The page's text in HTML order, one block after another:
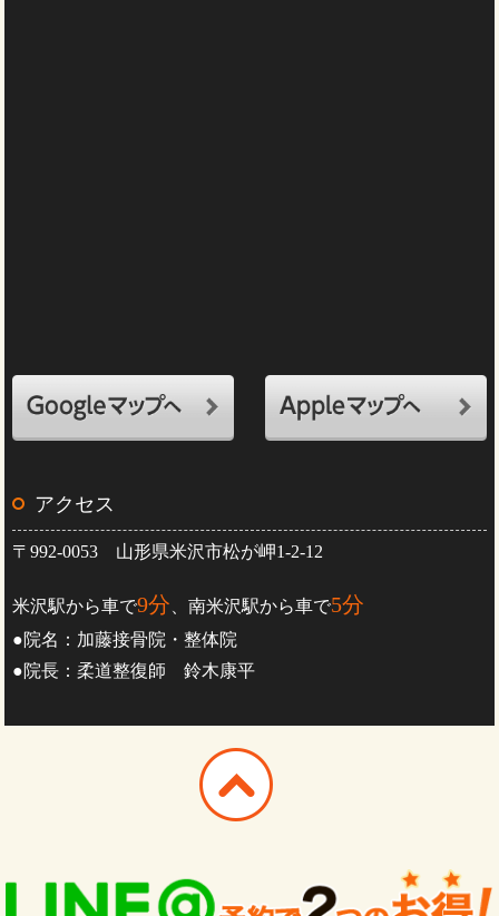
アクセス
〒992-0053 山形県米沢市松が岬1-2-12
米沢駅から車で9分 、南米沢駅から車で5分
●院名：加藤接骨院・整体院
●院長：柔道整復師 鈴木康平